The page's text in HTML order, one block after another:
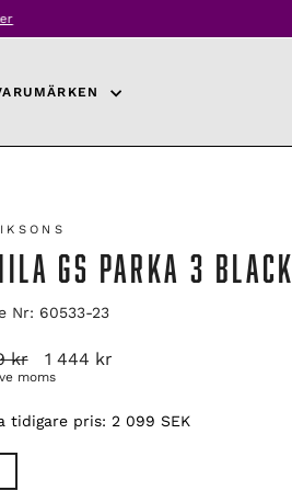
GS PARKA 3 BLACK
Nr: 60533-23
kr Reapris
1 444 kr
moms
tidigare pris: 2 099 SEK